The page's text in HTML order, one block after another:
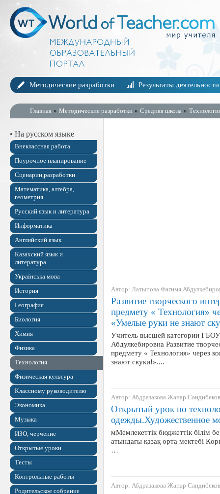
Методические разработки Результаты деятельности
Главная » Методические разработки » Средняя школа »
• На русском языке
Внеклассная работа
Поурочное планирование
Сценарии,разработки
Математика, алгебра,
геометрия
Русский язык и литература
Информатика
Английский язык
Казахский язык и
литература
Українська мова
История
География
Биология
Химия
Физика
Технология
Физическая культура
Классному руководителю
Экономика
Музыка
ИЗО, черчение
Открытые уроки
Тесты
Контрольные работы
Родительское собрание
Автор: Латыпова Фагимя
Развитие творческого
предмету « Технология»
«Умелые руки не знают
Учитель высшей категории
Абдулкебировна Развитие
предмету « Технология» через
знают скуки!»....
Автор: Абдразакова Жанар
Открытый урок по
одежды.Художественное
мМемлекеттік бюджеттік білім
атындағы қазақ орта мектебі
…
Автор: Абдразакова Жанар